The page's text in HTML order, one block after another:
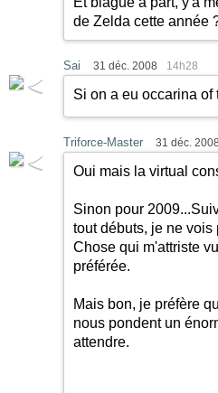
de Zelda cette année
Sai 31 déc. 2008 14h28
Si on a eu occarina of
Triforce-Master 31 déc. 2008
Oui mais la virtual
Sinon pour
tout débuts, je ne
Chose qui m'attriste
préférée.
Mais bon, je préfère
nous pondent un
attendre.